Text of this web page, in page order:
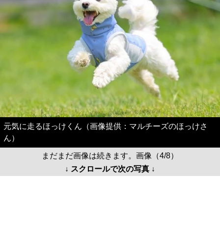
元気に走るほっけくん（画像提供：マルチーズのほっけさ
ん）
まだまだ画像は続きます。画像（4/8）
↓ スクロールで次の写真 ↓